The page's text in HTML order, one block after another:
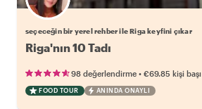
Favori yerel rehberini seç
seçeceğin bir yerel rehber ile Riga keyfini çıkar
Riga'nın 10 Tadı
98 değerlendirme • €69.85 kişi başı
FOOD TOUR ANINDA ONAYLI